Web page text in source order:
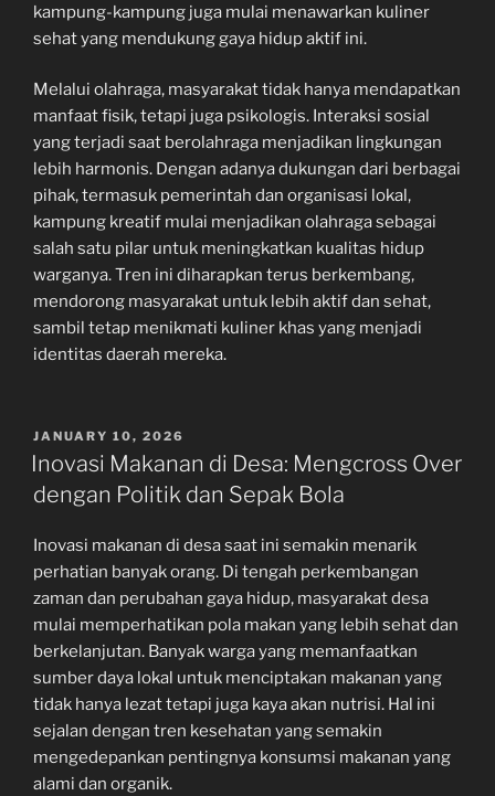
kampung-kampung juga mulai menawarkan kuliner
sehat yang mendukung gaya hidup aktif ini.
Melalui olahraga, masyarakat tidak hanya mendapatkan
manfaat fisik, tetapi juga psikologis. Interaksi sosial
yang terjadi saat berolahraga menjadikan lingkungan
lebih harmonis. Dengan adanya dukungan dari berbagai
pihak, termasuk pemerintah dan organisasi lokal,
kampung kreatif mulai menjadikan olahraga sebagai
salah satu pilar untuk meningkatkan kualitas hidup
warganya. Tren ini diharapkan terus berkembang,
mendorong masyarakat untuk lebih aktif dan sehat,
sambil tetap menikmati kuliner khas yang menjadi
identitas daerah mereka.
POSTED
ON
JANUARY 10, 2026
Inovasi Makanan di Desa: Mengcross Over
dengan Politik dan Sepak Bola
Inovasi makanan di desa saat ini semakin menarik
perhatian banyak orang. Di tengah perkembangan
zaman dan perubahan gaya hidup, masyarakat desa
mulai memperhatikan pola makan yang lebih sehat dan
berkelanjutan. Banyak warga yang memanfaatkan
sumber daya lokal untuk menciptakan makanan yang
tidak hanya lezat tetapi juga kaya akan nutrisi. Hal ini
sejalan dengan tren kesehatan yang semakin
mengedepankan pentingnya konsumsi makanan yang
alami dan organik.